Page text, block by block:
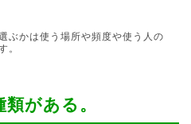
ぶかは使う場所や頻度や使う人の
。
がある。